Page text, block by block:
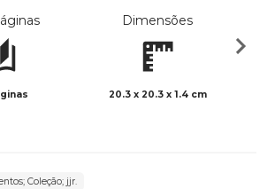
Dimensões
20.3 x 20.3 x 1.4 cm
Coleção; jjr.